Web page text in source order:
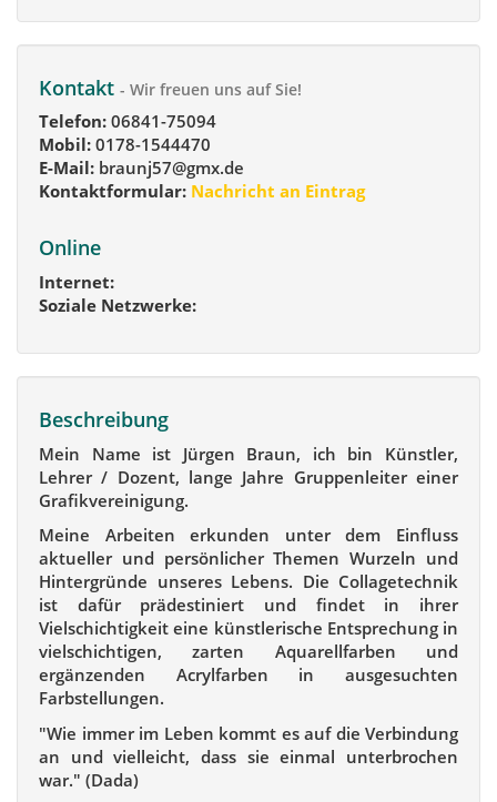
Kontakt - Wir freuen uns auf Sie!
Telefon: 06841-75094
Mobil: 0178-1544470
E-Mail: braunj57@gmx.de
Kontaktformular: Nachricht an Eintrag
Online
Internet:
Soziale Netzwerke:
Beschreibung
Mein Name ist Jürgen Braun, ich bin Künstler,
Lehrer / Dozent, lange Jahre Gruppenleiter einer
Grafikvereinigung.
Meine Arbeiten erkunden unter dem Einfluss
aktueller und persönlicher Themen Wurzeln und
Hintergründe unseres Lebens. Die Collagetechnik
ist dafür prädestiniert und findet in ihrer
Vielschichtigkeit eine künstlerische Entsprechung in
vielschichtigen, zarten Aquarellfarben und
ergänzenden Acrylfarben in ausgesuchten
Farbstellungen.
"Wie immer im Leben kommt es auf die Verbindung
an und vielleicht, dass sie einmal unterbrochen
war." (Dada)